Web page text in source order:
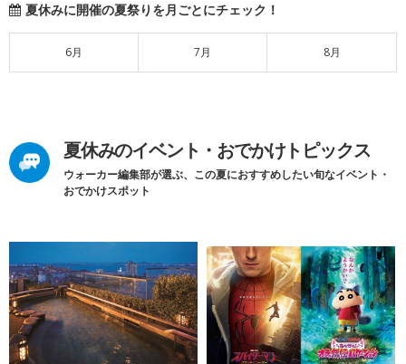
夏休みに開催の夏祭りを月ごとにチェック！
6月 7月 8月
夏休みのイベント・おでかけトピックス
ウォーカー編集部が選ぶ、この夏におすすめしたい旬なイベント・
おでかけスポット